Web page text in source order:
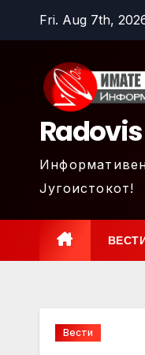
Fri. Aug 7th,
Југоистокот!
Вести